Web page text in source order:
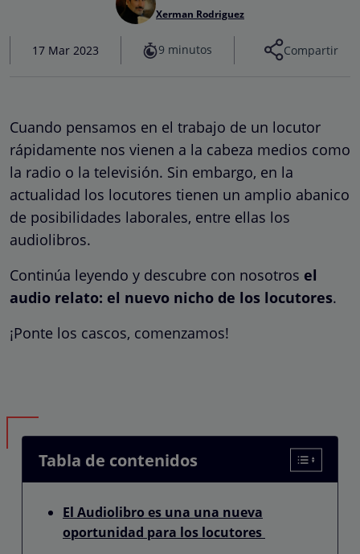
Xerman Rodriguez
17 Mar 2023 9 minutos Compartir
Cuando pensamos en el trabajo de un locutor
rápidamente nos vienen a la cabeza medios como
la radio o la televisión. Sin embargo, en la
actualidad los locutores tienen un amplio abanico
de posibilidades laborales, entre ellas los
audiolibros.
Continúa leyendo y descubre con nosotros el
audio relato: el nuevo nicho de los locutores.
¡Ponte los cascos, comenzamos!
Tabla de contenidos
El Audiolibro es una una nueva
oportunidad para los locutores